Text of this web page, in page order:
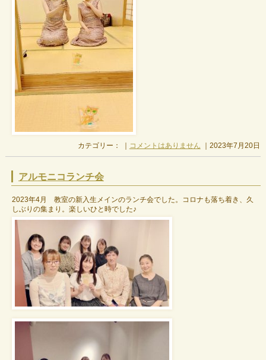
カテゴリー： ｜ コメントはありません ｜2023年7月20日
アルモニコランチ会
2023年4月 教室の新入生メインのランチ会でした。コロナも落ち着き、久
しぶりの集まり。楽しいひと時でした♪